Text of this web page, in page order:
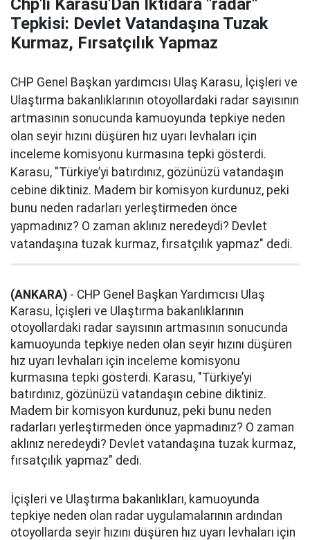
Chp'li Karasu'Dan İktidara ''radar''
Tepkisi: Devlet Vatandaşına Tuzak
Kurmaz, Fırsatçılık Yapmaz
CHP Genel Başkan yardımcısı Ulaş Karasu, İçişleri ve
Ulaştırma bakanlıklarının otoyollardaki radar sayısının
artmasının sonucunda kamuoyunda tepkiye neden
olan seyir hızını düşüren hız uyarı levhaları için
inceleme komisyonu kurmasına tepki gösterdi.
Karasu, "Türkiye’yi batırdınız, gözünüzü vatandaşın
cebine diktiniz. Madem bir komisyon kurdunuz, peki
bunu neden radarları yerleştirmeden önce
yapmadınız? O zaman aklınız neredeydi? Devlet
vatandaşına tuzak kurmaz, fırsatçılık yapmaz" dedi.
(ANKARA) - CHP Genel Başkan Yardımcısı Ulaş
Karasu, İçişleri ve Ulaştırma bakanlıklarının
otoyollardaki radar sayısının artmasının sonucunda
kamuoyunda tepkiye neden olan seyir hızını düşüren
hız uyarı levhaları için inceleme komisyonu
kurmasına tepki gösterdi. Karasu, "Türkiye’yi
batırdınız, gözünüzü vatandaşın cebine diktiniz.
Madem bir komisyon kurdunuz, peki bunu neden
radarları yerleştirmeden önce yapmadınız? O zaman
aklınız neredeydi? Devlet vatandaşına tuzak kurmaz,
fırsatçılık yapmaz" dedi.
İçişleri ve Ulaştırma bakanlıkları, kamuoyunda
tepkiye neden olan radar uygulamalarının ardından
otoyollarda seyir hızını düşüren hız uyarı levhaları için